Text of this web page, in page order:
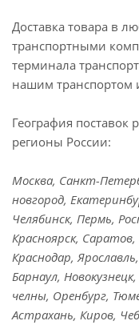
Доставка товара в
транспортными
терминала
нашим транспортом
География поставок
регионы России:
Москва, Санкт-
новгород,
Челябинск, Пермь,
Красноярск,
Краснодар,
Барнаул,
челны, Оренбург,
Астрахань, Киров,